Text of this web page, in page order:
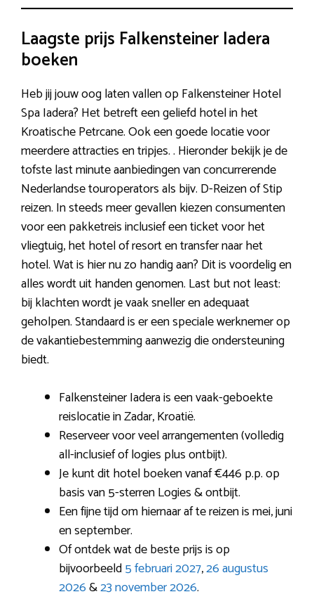
Laagste prijs Falkensteiner Iadera
boeken
Heb jij jouw oog laten vallen op Falkensteiner Hotel
Spa Iadera? Het betreft een geliefd hotel in het
Kroatische Petrcane. Ook een goede locatie voor
meerdere attracties en tripjes. . Hieronder bekijk je de
tofste last minute aanbiedingen van concurrerende
Nederlandse touroperators als bijv. D-Reizen of Stip
reizen. In steeds meer gevallen kiezen consumenten
voor een pakketreis inclusief een ticket voor het
vliegtuig, het hotel of resort en transfer naar het
hotel. Wat is hier nu zo handig aan? Dit is voordelig en
alles wordt uit handen genomen. Last but not least:
bij klachten wordt je vaak sneller en adequaat
geholpen. Standaard is er een speciale werknemer op
de vakantiebestemming aanwezig die ondersteuning
biedt.
Falkensteiner Iadera is een vaak-geboekte
reislocatie in Zadar, Kroatië.
Reserveer voor veel arrangementen (volledig
all-inclusief of logies plus ontbijt).
Je kunt dit hotel boeken vanaf €446 p.p. op
basis van 5-sterren Logies & ontbijt.
Een fijne tijd om hiernaar af te reizen is mei, juni
en september.
Of ontdek wat de beste prijs is op
bijvoorbeeld5 februari 2027,26 augustus
2026&23 november 2026.